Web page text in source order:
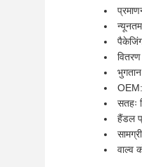
पैकेजिंग
OEM:
सतहः
हैंडल
वाल्व